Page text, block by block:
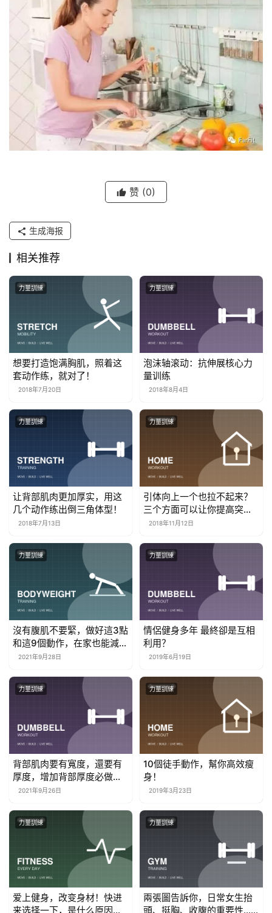
赞 (0)
生成海报
相关推荐
力量訓練
想要打造饱满胸肌，照着这
套动作练，就对了！
2018年7月20日
力量訓練
泡沫轴滚动：抗伸展核心力
量训练
2018年8月4日
力量訓練
让背部肌肉更加厚实，用这
几个动作练出倒三角体型！
2018年7月13日
力量訓練
引体向上一个也拉不起来？
三个方面可以让你提高突
破！
2018年11月12日
力量訓練
沒有腹肌不要緊，做好這3點
和這9個動作，在家也能減掉
小肚腩
2021年9月28日
力量訓練
情侶健身多年 最終卻是互相
利用？
2019年6月19日
力量訓練
背部肌肉要有寬度，還要有
厚度，增加背部厚度必做的4
個動作
2021年9月26日
力量訓練
10個徒手動作，幫你高效瘦
身！
2019年3月23日
力量訓練
爱上健身，改变身材！快进
来选择一下，是什么原因让
力量訓練
兩張圖告訴你，日常女生抬
頭、挺胸、收腹的重要性……